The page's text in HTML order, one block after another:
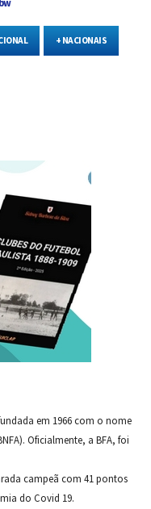
+ NACIONAIS
em 1966 com o nome
Oficialmente, a BFA, foi
campeã com 41 pontos
do Covid 19.